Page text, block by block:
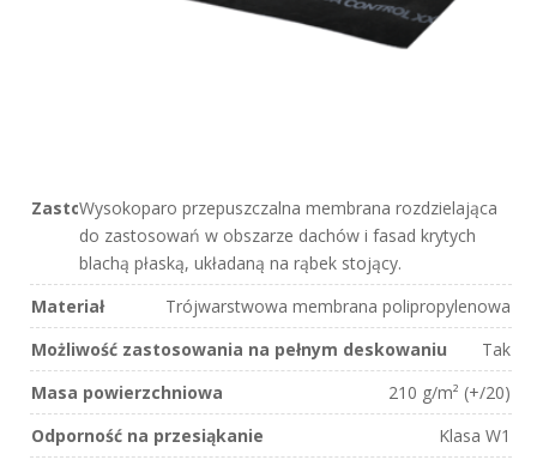
Zastosowanie
Wysokoparo­ przepuszczalna membrana rozdzielająca
do zastosowań w obszarze dachów i fasad krytych
blachą płaską, układaną na rąbek stojący.
Materiał
Trójwarstwowa membrana polipropylenowa
Możliwość zastosowania na pełnym deskowaniu
Tak
Masa powierzchniowa
210 g/m² (+/­20)
Odporność na przesiąkanie
Klasa W1